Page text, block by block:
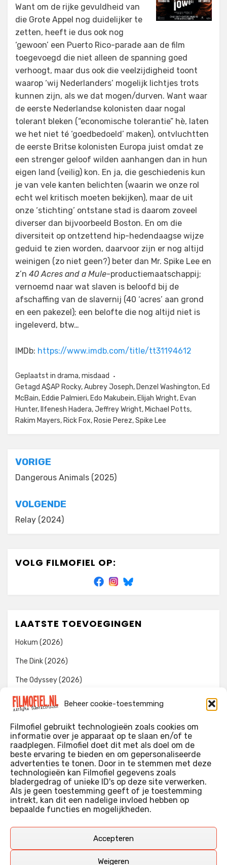
Beheer cookie-toestemming
Filmofiel gebruikt technologieën zoals cookies om
informatie over je apparaat op te slaan en/of te
raadplegen. Filmofiel doet dit met als doel om de
beste ervaring te bieden en om gepersonaliseerde
advertenties te tonen. Door in te stemmen met deze
technologieën kan Filmofiel gegevens zoals
bladergedrag of unieke ID's op deze site verwerken.
Als je geen toestemming geeft of je toestemming
intrekt, kan dit een nadelige invloed hebben op
bepaalde functies en mogelijkheden.
Accepteren
Weigeren
Want om de rijke gevuldheid van
die Grote Appel nog duidelijker te
zetten, heeft ie dus ook nog
‘gewoon’ een Puerto Rico-parade aan de film
toegevoegd die niet alleen de spanning goed
verhoogt, maar dus ook die veelzijdigheid toont
waarop ‘wij Nederlanders’ mogelijk lichtjes trots
kunnen zijn, als we dat mogen/durven. Want waar
de eerste Nederlandse kolonisten daar nogal
tolerant bleken (“economische tolerantie” hè, laten
we het niet té ‘goedbedoeld’ maken), ontvluchtten
de eerste Britse kolonisten Europa juist omdat ze
een strenger geloof wilden aanhangen dan in hun
eigen land (veilig) kon. En ja, die geschiedenis kun
je van vele kanten belichten (waarin we onze rol
echt wel kritisch moeten bekijken), maar de uit
onze ‘stichting’ ontstane stad is daarom zoveel
diverser dan bijvoorbeeld Boston. En om die
diversiteit op ontzettend hip-hedendaagse wijze
geduid te zien worden, daarvoor zijn er nog altijd
weinigen (zo niet geen?) beter dan Mr. Spike Lee en
z’n 40 Acres and a Mule-productiemaatschappij;
vernoemd naar wat slaven is beloofd bij de
afschaffing van de slavernij (40 ‘acres’ aan grond
en een pakezel); een belofte die nog altijd niet is
ingeleverd, btw…
IMDb: https://www.imdb.com/title/tt31194612
Geplaatst in drama,misdaad
Getagd A$AP Rocky,Aubrey Joseph, Denzel Washington, Ed
McBain, Eddie Palmieri, Edo Makubein, Elijah Wright, Evan
Hunter, Ilfenesh Hadera,Jeffrey Wright, Michael Potts,
Rakim Mayers, Rick Fox, Rosie Perez,Spike Lee
Bericht
navigatie
VORIGE
Dangerous Animals (2025)
VOLGENDE
Relay (2024)
VOLG FILMOFIEL OP:
LAATSTE TOEVOEGINGEN
Hokum (2026)
The Dink (2026)
The Odyssey (2026)
Evil Dead Burn (2026)
WIE IK BEN…?
Ik ben ooit begonnen met m’n recensies omdat ik zoveel
films keek dat ik af en toe niet meer wist welke ik nu wel of
niet gezien had. Ik ben een filmliefhebber, heb als hobby nog
erg lang in een videotheek gewerkt, en heb als coproducent
Deze recensies zijn dan ook vooral vrij pretentieloze
aangevuld met een groeiende kennis over de kunde én de